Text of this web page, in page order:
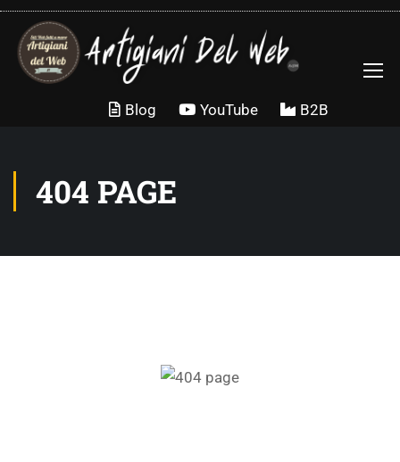
B2B
YouTube
Blog
404 PAGE